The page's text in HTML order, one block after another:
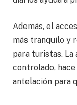
Además, el
más tranquilo y
para turistas. La
controlado,
antelación para